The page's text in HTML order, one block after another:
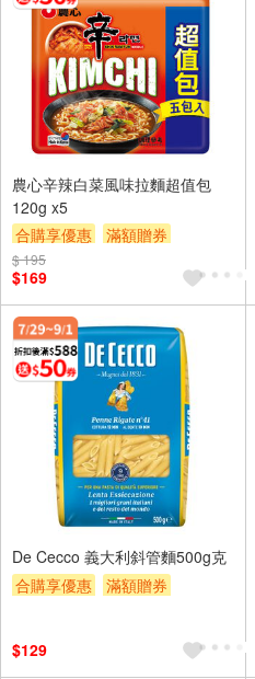
農心辛辣白菜風味拉麵超值包
120g x5
合購享優惠
滿額贈券
贈$200
$ 195
$169
De Cecco 義大利斜管麵500g克
合購享優惠
滿額贈券
$129